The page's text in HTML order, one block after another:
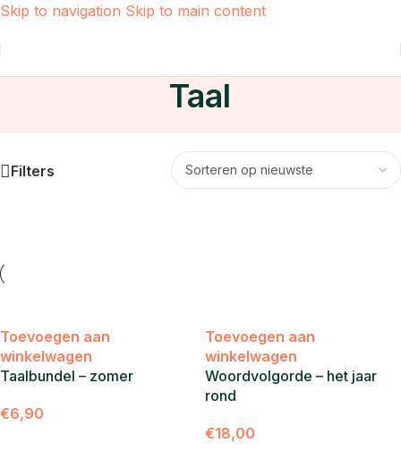
Skip to navigation Skip to main content
Taal
Filters
Toevoegen aan
winkelwagen
Taalbundel – zomer
€6,90
Toevoegen aan
winkelwagen
Woordvolgorde – het jaar
rond
€18,00